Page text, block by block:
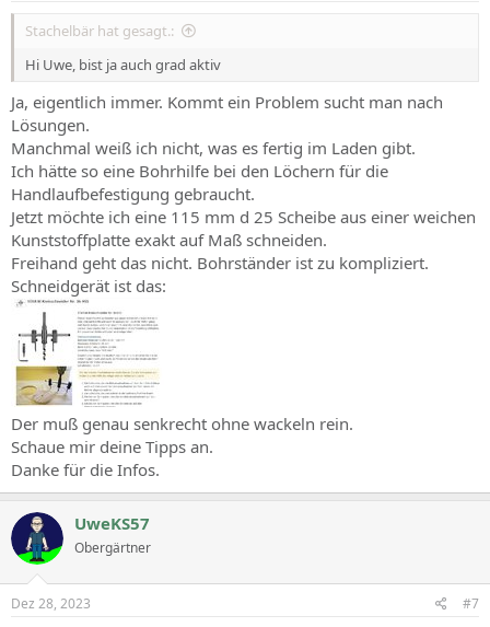
Stachelbär hat gesagt.:
Hi Uwe, bist ja auch grad aktiv
Ja, eigentlich immer. Kommt ein Problem sucht man nach
Lösungen.
Manchmal weiß ich nicht, was es fertig im Laden gibt.
Ich hätte so eine Bohrhilfe bei den Löchern für die
Handlaufbefestigung gebraucht.
Jetzt möchte ich eine 115 mm d 25 Scheibe aus einer weichen
Kunststoffplatte exakt auf Maß schneiden.
Freihand geht das nicht. Bohrständer ist zu kompliziert.
Schneidgerät ist das:
Der muß genau senkrecht ohne wackeln rein.
Schaue mir deine Tipps an.
Danke für die Infos.
UweKS57
Obergärtner
Dez 28, 2023 #7